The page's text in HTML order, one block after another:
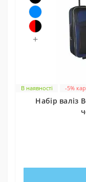
В наявності
+
-5%
Набір валіз